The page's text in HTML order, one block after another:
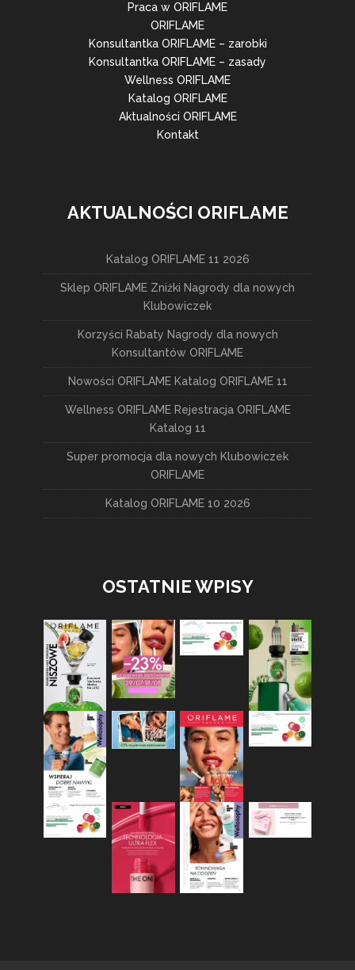
Praca w ORIFLAME
ORIFLAME
Konsultantka ORIFLAME – zarobki
Konsultantka ORIFLAME – zasady
Wellness ORIFLAME
Katalog ORIFLAME
Aktualności ORIFLAME
Kontakt
AKTUALNOŚCI ORIFLAME
Katalog ORIFLAME 11 2026
Sklep ORIFLAME Zniżki Nagrody dla nowych
Klubowiczek
Korzyści Rabaty Nagrody dla nowych
Konsultantów ORIFLAME
Nowości ORIFLAME Katalog ORIFLAME 11
Wellness ORIFLAME Rejestracja ORIFLAME
Katalog 11
Super promocja dla nowych Klubowiczek
ORIFLAME
Katalog ORIFLAME 10 2026
OSTATNIE WPISY